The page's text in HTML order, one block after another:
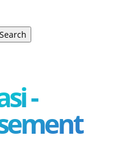
Search
-